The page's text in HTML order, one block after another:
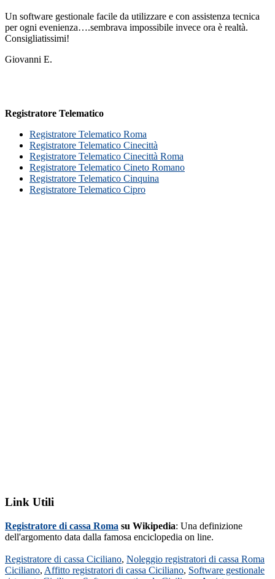
Un software gestionale facile da utilizzare e con assistenza tecnica
per ogni evenienza….sembrava impossibile invece ora è realtà.
Consigliatissimi!
Giovanni E.
Registratore Telematico
Registratore Telematico Roma
Registratore Telematico Cinecittà
Registratore Telematico Cinecittà Roma
Registratore Telematico Cineto Romano
Registratore Telematico Cinquina
Registratore Telematico Cipro
Link Utili
Registratore di cassa Roma su Wikipedia: Una definizione
dell'argomento data dalla famosa enciclopedia on line.
Registratore di cassa Ciciliano, Noleggio registratori di cassa Roma
Ciciliano, Affitto registratori di cassa Ciciliano, Software gestionale